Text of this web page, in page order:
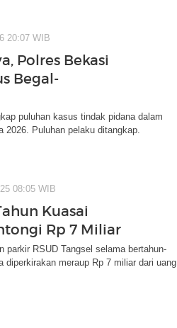
20:07 WIB
Polres Bekasi
Begal-
puluhan kasus tindak pidana dalam
2026. Puluhan pelaku ditangkap.
08:05 WIB
Kuasai
Rp 7 Miliar
parkir RSUD Tangsel selama bertahun-
meraup Rp 7 miliar dari uang